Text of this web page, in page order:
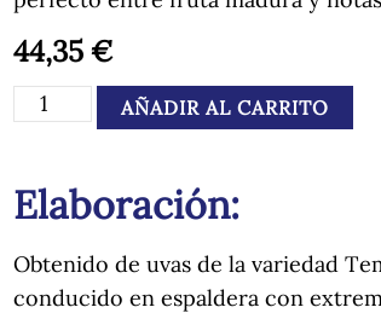
44,35€
AÑADIR AL CARRITO
Elaboración:
Obtenido de uvas de la variedad
conducido en espaldera con